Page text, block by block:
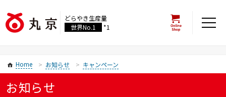
どらやき生産量
世界No.1
*1
Home お知らせ キャンペーン
お知らせ